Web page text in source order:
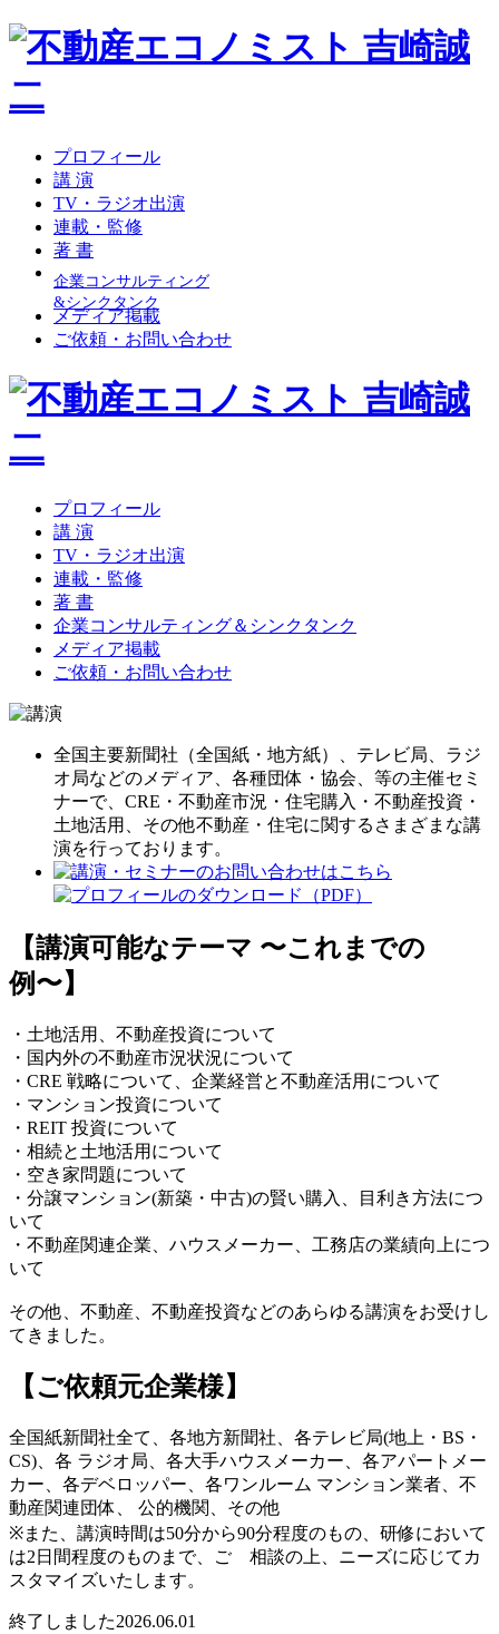
プロフィール
講 演
TV・ラジオ出演
連載・監修
著 書
企業コンサルティング
&シンクタンク
メディア掲載
ご依頼・お問い合わせ
プロフィール
講 演
TV・ラジオ出演
連載・監修
著 書
企業コンサルティング＆シンクタンク
メディア掲載
ご依頼・お問い合わせ
全国主要新聞社（全国紙・地方紙）、テレビ局、ラジ
オ局などのメディア、各種団体・協会、等の主催セミ
ナーで、CRE・不動産市況・住宅購入・不動産投資・
土地活用、その他不動産・住宅に関するさまざまな講
演を行っております。
【講演可能なテーマ 〜これまでの
例〜】
・土地活用、不動産投資について
・国内外の不動産市況状況について
・CRE 戦略について、企業経営と不動産活用について
・マンション投資について
・REIT 投資について
・相続と土地活用について
・空き家問題について
・分譲マンション(新築・中古)の賢い購入、目利き方法につ
いて
・不動産関連企業、ハウスメーカー、工務店の業績向上につ
いて
その他、不動産、不動産投資などのあらゆる講演をお受けし
てきました。
【ご依頼元企業様】
全国紙新聞社全て、各地方新聞社、各テレビ局(地上・BS・
CS)、各 ラジオ局、各大手ハウスメーカー、各アパートメー
カー、各デベロッパー、各ワンルーム マンション業者、不
動産関連団体、 公的機関、その他
※また、講演時間は50分から90分程度のもの、研修において
は2日間程度のものまで、ご゙相談の上、ニーズに応じてカ
スタマイズいたします。
終了しました2026.06.01